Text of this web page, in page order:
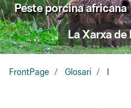
Peste porcina africana
La Xarxa de
FrontPage Glosari